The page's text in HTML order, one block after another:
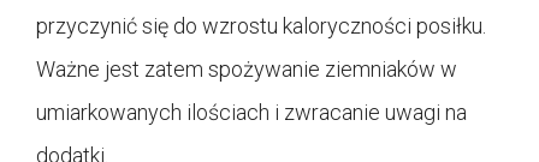
przyczynić się do wzrostu kaloryczności posiłku.
Ważne jest zatem spożywanie ziemniaków w
umiarkowanych ilościach i zwracanie uwagi na
dodatki.